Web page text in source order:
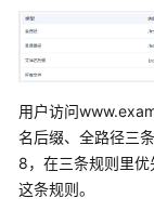
用户访问
名后缀、全路径三
8，在三条规则里
这条规则。